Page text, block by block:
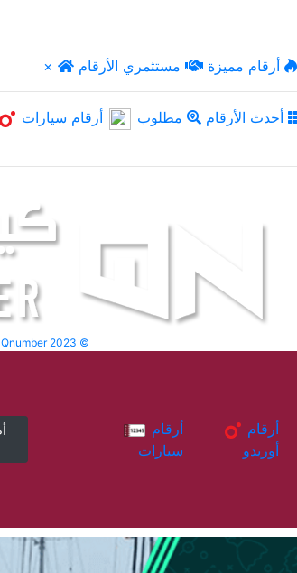
× أرقام مميزة مستثمري الأرقام
أحدث الأرقام مطلوب أرقام سيارات
Qnumber 2023 ©
سيارات
أوريدو